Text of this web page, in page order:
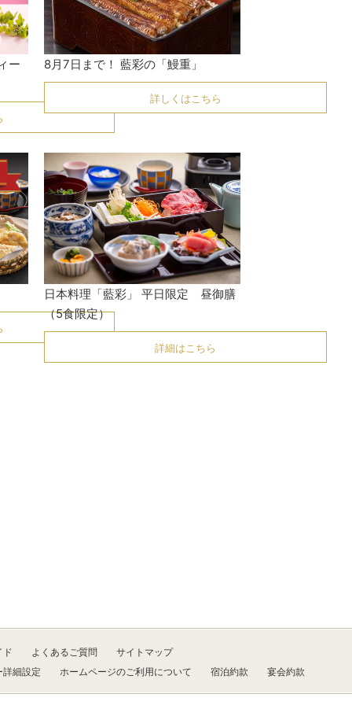
ー 8月7日まで！ 藍彩の「鰻重」
詳しくはこちら
日本料理「藍彩」 平日限定 昼御膳
（5食限定）
詳細はこちら
ド よくあるご質問
サイトマップ
詳細設定
ホームページのご利用について 宿泊約款 宴会約款